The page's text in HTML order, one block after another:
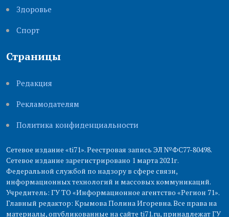
Здоровье
Cпорт
Страницы
Редакция
Рекламодателям
Политика конфиденциальности
Сетевое издание «ti71». Реестровая запись ЭЛ №ФС77-80498.
Сетевое издание зарегистрировано 1 марта 2021г.
Федеральной службой по надзору в сфере связи,
информационных технологий и массовых коммуникаций.
Учредитель: ГУ ТО «Информационное агентство «Регион 71».
Главный редактор: Крымова Полина Игоревна. Все права на
материалы, опубликованные на сайте ti71.ru, принадлежат ГУ